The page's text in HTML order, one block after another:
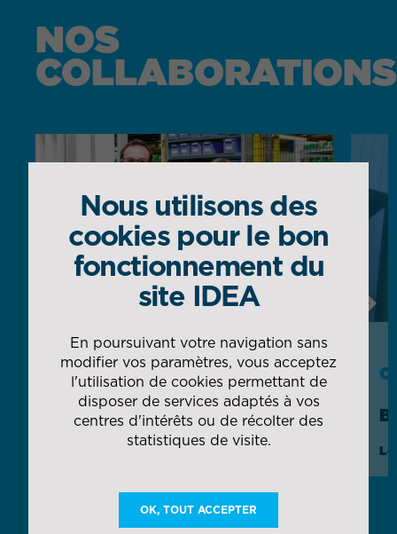
NOS
COLLABORATIONS
CAS CLIENT
AIRBUS
Gestion globale des magasins et flux
Nous utilisons des
cookies pour le bon
fonctionnement du
site IDEA
En poursuivant votre navigation sans
modifier vos paramètres, vous acceptez
l'utilisation de cookies permettant de
disposer de services adaptés à vos
centres d'intérêts ou de récolter des
statistiques de visite.
OK, TOUT ACCEPTER